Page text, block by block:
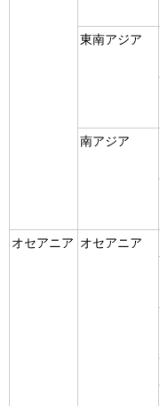
東南アジア
南アジア
オセアニア オセアニア